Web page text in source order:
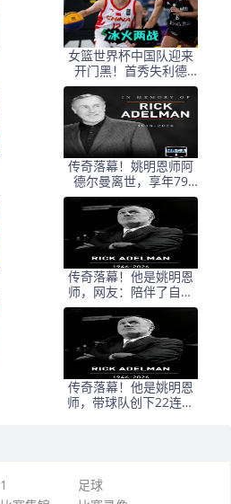
女篮世界杯中国队迎来
开门黑！首秀失利德
国：G2战又击完胜欧洲
劲旅
传奇落幕！姚明恩师阿
德尔曼离世，享年79
岁，普林斯顿体系宗师
告别
传奇落幕！他是姚明恩
师，网友：陪伴了自己
整个青春
传奇落幕！他是姚明恩
师，带球队创下22连胜
1
足球